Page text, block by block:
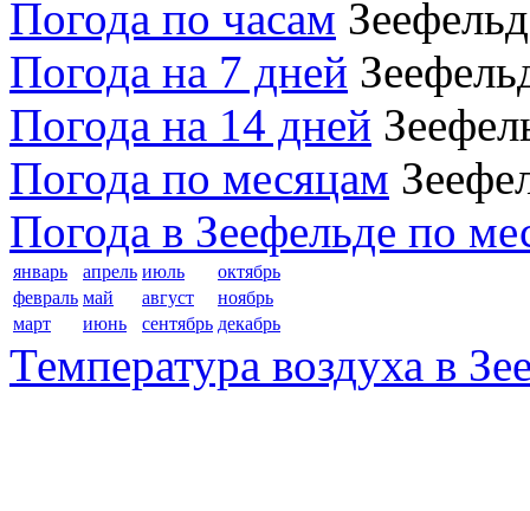
Погода по часам Зеефельд
Погода на 7 дней
Погода на 14 дней
Погода по месяцам
Погода в Зеефельде по
январь апрель июль
октябрь
февраль май август
ноябрь
март
июнь сентябрь декабрь
Температура воздуха в